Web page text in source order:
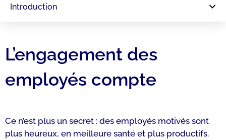
Introduction
L’engagement des
employés compte
Ce n’est plus un secret : des employés motivés sont
plus heureux, en meilleure santé et plus productifs.